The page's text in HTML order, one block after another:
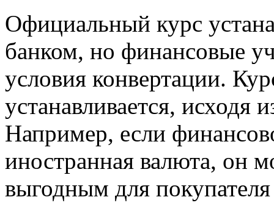
Официальный курс
банком, но финансовые
условия конвертации.
устанавливается, исходя
Например, если
иностранная валюта, он
выгодным для